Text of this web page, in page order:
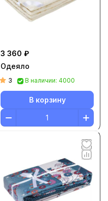
3 360 ₽
Одеяло
3 В наличии: 4000
В корзину